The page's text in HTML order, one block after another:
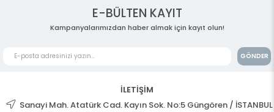
E-BÜLTEN KAYIT
Kampanyalarımızdan haber almak için kayıt olun!
GÖNDER
İLETİŞİM
Sanayi Mah. Atatürk Cad. Kayın Sok. No:5 Güngören / İSTANBUL